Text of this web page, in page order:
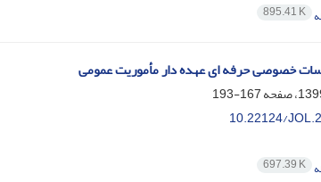
895.41 K
خصوصی حرفه ای عهده دار مأموریت عمومی
167-193
10.22124/
697.39 K